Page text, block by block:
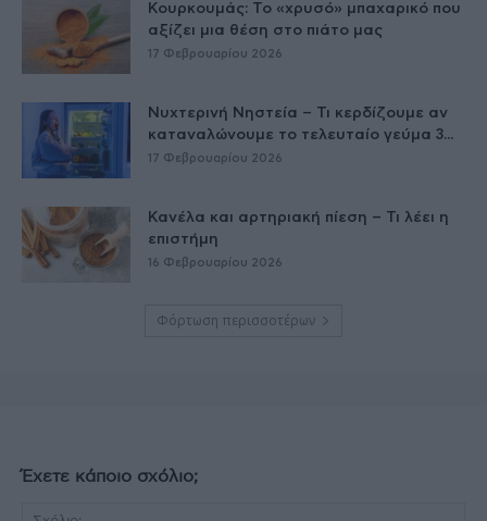
Κουρκουμάς: Το «χρυσό» μπαχαρικό που
αξίζει μια θέση στο πιάτο μας
17 Φεβρουαρίου 2026
Νυχτερινή Νηστεία – Τι κερδίζουμε αν
καταναλώνουμε το τελευταίο γεύμα 3...
17 Φεβρουαρίου 2026
Κανέλα και αρτηριακή πίεση – Τι λέει η
επιστήμη
16 Φεβρουαρίου 2026
Φόρτωση περισσοτέρων
Έχετε κάποιο σχόλιο;